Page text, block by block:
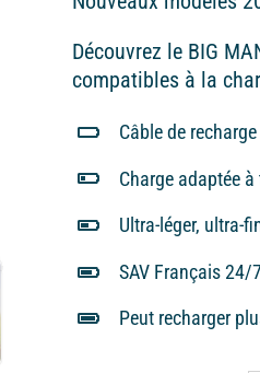
Découvrez le BIG
compatibles à la
Câble de
Charge adaptée
Ultra-léger, ultra-
SAV Français 24/7
Peut recharger